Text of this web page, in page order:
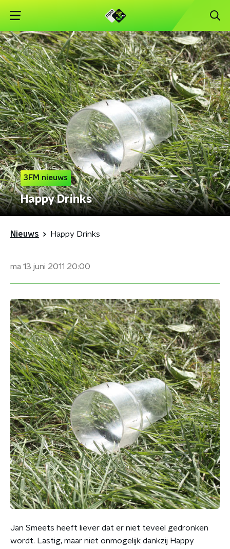
3FM nieuws
Happy Drinks
Nieuws Happy Drinks
ma 13 juni 2011 20:00
Jan Smeets heeft liever dat er niet teveel gedronken
wordt. Lastig, maar niet onmogelijk dankzij Happy